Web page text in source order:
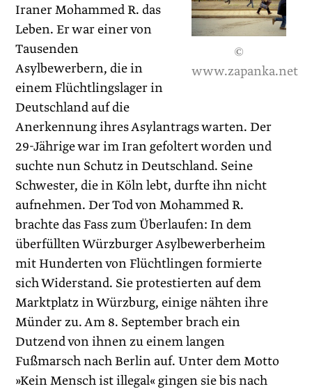
©
www.zapanka.net
Iraner Mohammed R. das
Leben. Er war einer von
Tausenden
Asylbewerbern, die in
einem Flüchtlingslager in
Deutschland auf die
Anerkennung ihres Asylantrags warten. Der
29-Jährige war im Iran gefoltert worden und
suchte nun Schutz in Deutschland. Seine
Schwester, die in Köln lebt, durfte ihn nicht
aufnehmen. Der Tod von Mohammed R.
brachte das Fass zum Überlaufen: In dem
überfüllten Würzburger Asylbewerberheim
mit Hunderten von Flüchtlingen formierte
sich Widerstand. Sie protestierten auf dem
Marktplatz in Würzburg, einige nähten ihre
Münder zu. Am 8. September brach ein
Dutzend von ihnen zu einem langen
Fußmarsch nach Berlin auf. Unter dem Motto
»Kein Mensch ist illegal« gingen sie bis nach